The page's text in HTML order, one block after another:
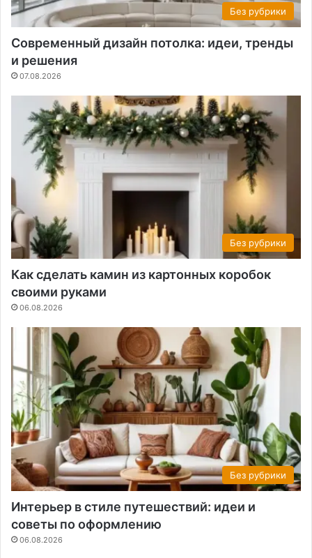
Без рубрики
Современный дизайн потолка: идеи, тренды
и решения
07.08.2026
Без рубрики
Как сделать камин из картонных коробок
своими руками
06.08.2026
Без рубрики
Интерьер в стиле путешествий: идеи и
советы по оформлению
06.08.2026